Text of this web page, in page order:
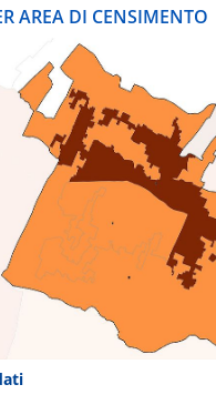
AREA DI CENSIMENTO